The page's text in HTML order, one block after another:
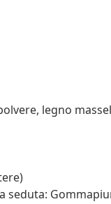
legno
seduta: